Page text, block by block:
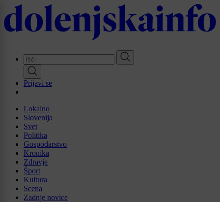
Skip
to
main
Prijavi se
Lokalno
Slovenija
Svet
Politika
Gospodarstvo
Kronika
Zdravje
Šport
Kultura
Scena
Zadnje novice